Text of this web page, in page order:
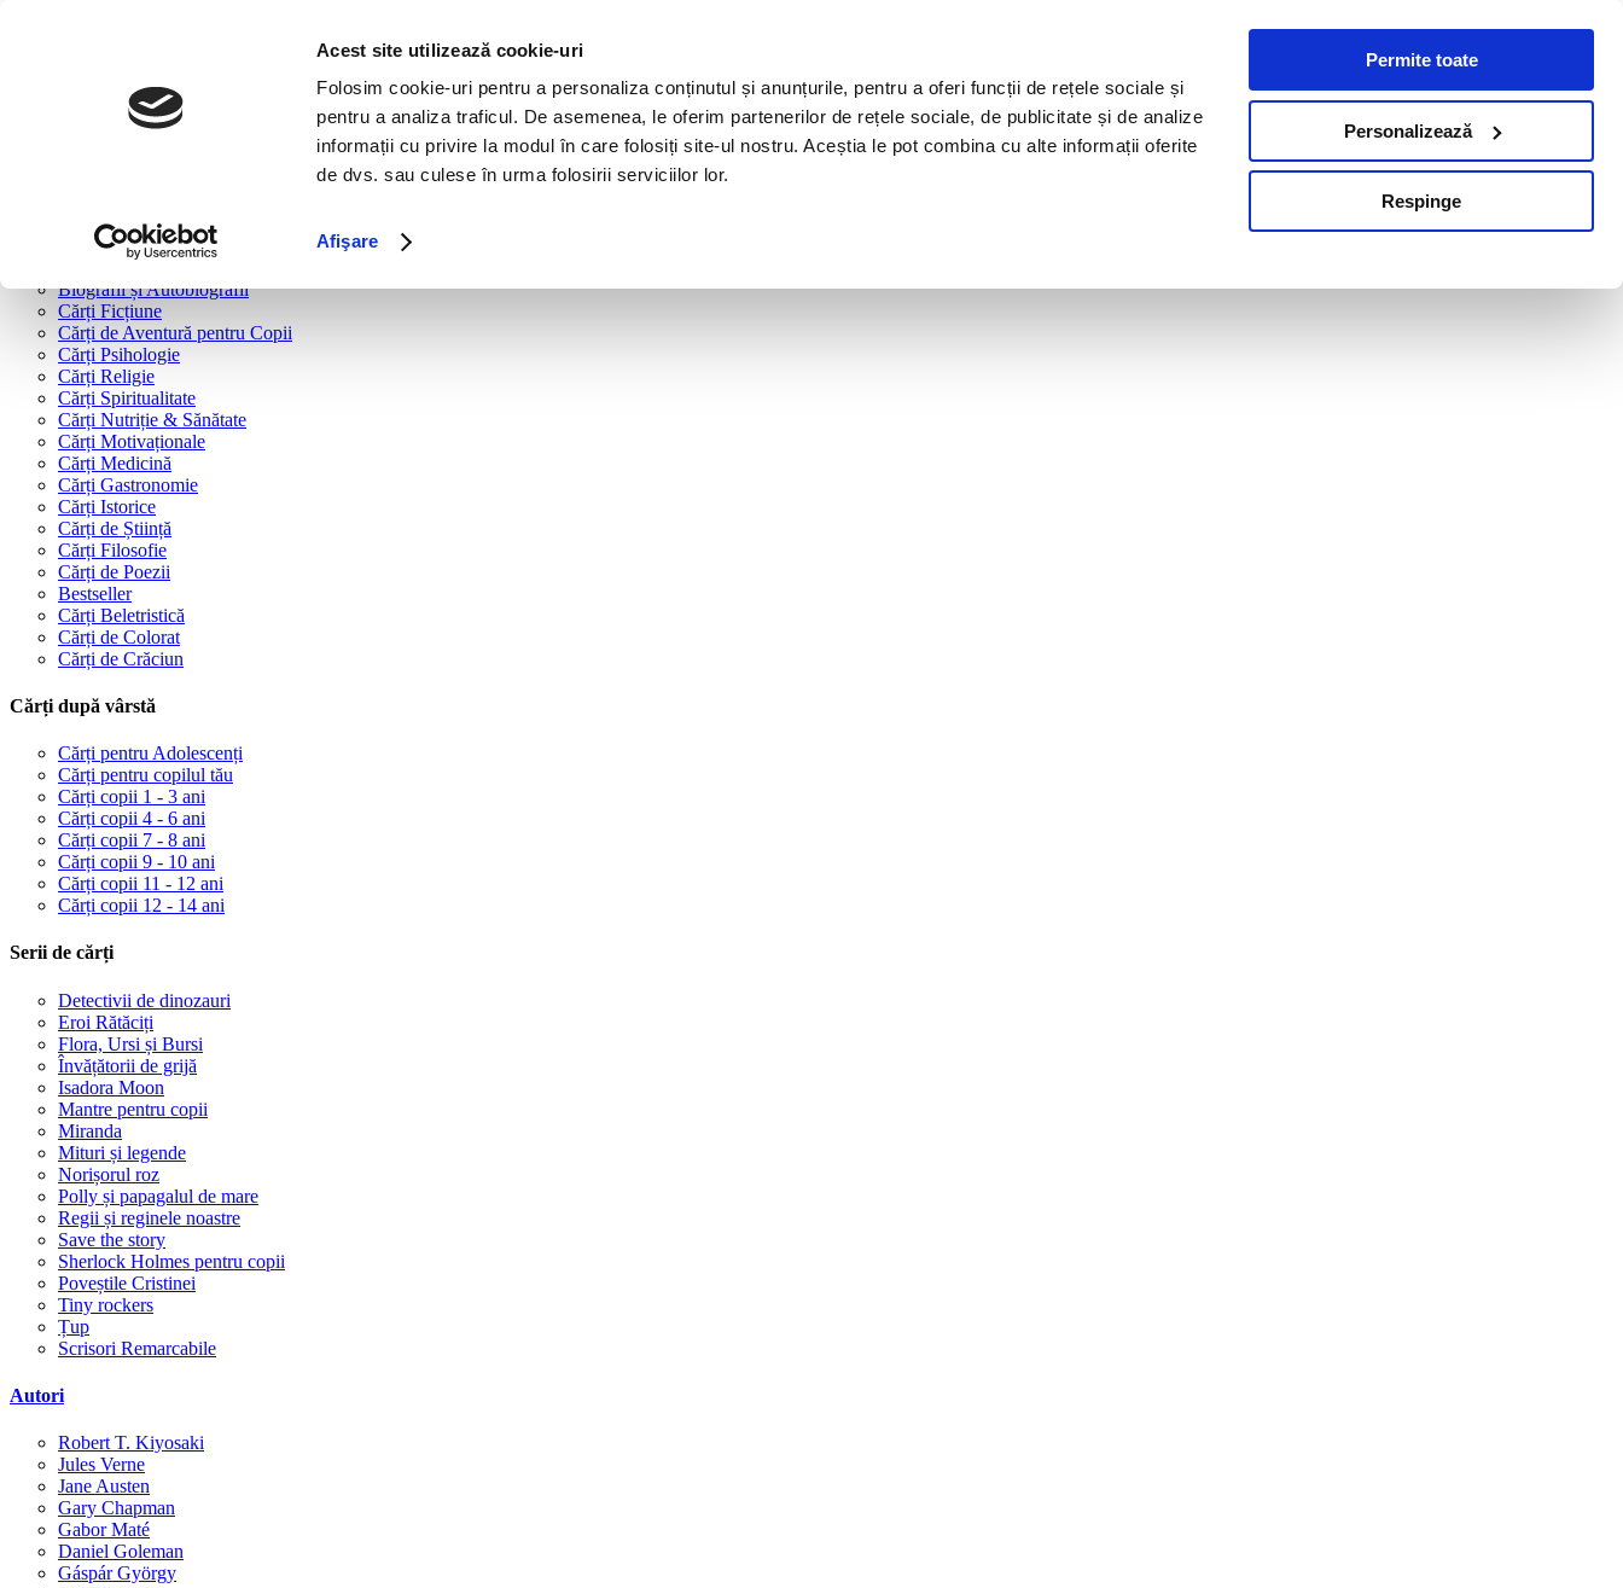
Acest site utilizează cookie-uri
Folosim cookie-uri pentru a personaliza conținutul și anunțurile, pentru a oferi funcții de rețele sociale și
pentru a analiza traficul. De asemenea, le oferim partenerilor de rețele sociale, de publicitate și de analize
informații cu privire la modul în care folosiți site-ul nostru. Aceștia le pot combina cu alte informații oferite
de dvs. sau culese în urma folosirii serviciilor lor.
Afişare
Permite toate
Personalizează
Respinge
Cărți după tipologie
Cărți Dezvoltare Personală
Cărți Familie & Cuplu
Biografii și Autobiografii
Cărți Ficțiune
Cărți de Aventură pentru Copii
Cărți Psihologie
Cărți Religie
Cărți Spiritualitate
Cărți Nutriție & Sănătate
Cărți Motivaționale
Cărți Medicină
Cărți Gastronomie
Cărți Istorice
Cărți de Știință
Cărți Filosofie
Cărți de Poezii
Bestseller
Cărți Beletristică
Cărți de Colorat
Cărți de Crăciun
Cărți după vârstă
Cărți pentru Adolescenți
Cărți pentru copilul tău
Cărți copii 1 - 3 ani
Cărți copii 4 - 6 ani
Cărți copii 7 - 8 ani
Cărți copii 9 - 10 ani
Cărți copii 11 - 12 ani
Cărți copii 12 - 14 ani
Serii de cărți
Detectivii de dinozauri
Eroi Rătăciți
Flora, Ursi și Bursi
Învățătorii de grijă
Isadora Moon
Mantre pentru copii
Miranda
Mituri și legende
Norișorul roz
Polly și papagalul de mare
Regii și reginele noastre
Save the story
Sherlock Holmes pentru copii
Poveștile Cristinei
Tiny rockers
Țup
Scrisori Remarcabile
Autori
Robert T. Kiyosaki
Jules Verne
Jane Austen
Gary Chapman
Gabor Maté
Daniel Goleman
Gáspár György